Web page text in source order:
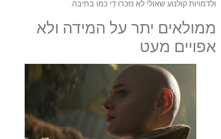
ולדמויות קולנוע שאולי לא נזכרודַי כמו בחיבה.
ממולאים יתר על המידה ולא
אפויים מעט